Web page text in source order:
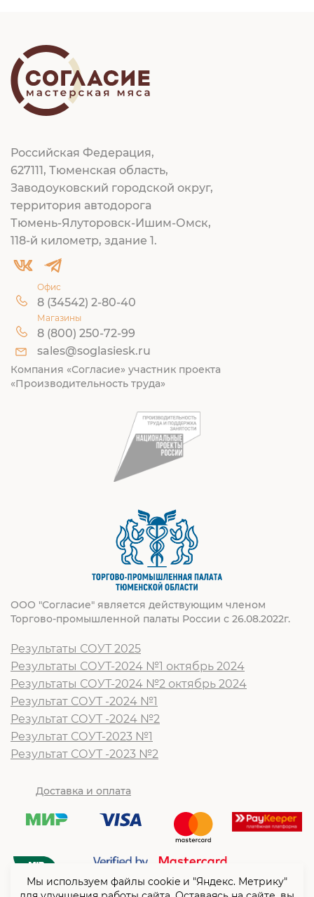
Российская Федерация,
627111, Тюменская область,
Заводоуковский городской округ,
территория автодорога
Тюмень-Ялуторовск-Ишим-Омск,
118-й километр, здание 1.
Офис
8 (34542) 2-80-40
Магазины
8 (800) 250-72-99
sales@soglasiesk.ru
Компания «Согласие» участник проекта
«Производительность труда»
ООО "Согласие" является действующим членом
Торгово-промышленной палаты России с 26.08.2022г.
Результаты СОУТ 2025
Результаты СОУТ-2024 №1 октябрь 2024
Результаты СОУТ-2024 №2 октябрь 2024
Результат СОУТ -2024 №1
Результат СОУТ -2024 №2
Результат СОУТ-2023 №1
Результат СОУТ -2023 №2
Доставка и оплата
Мы используем файлы cookie и "Яндекс. Метрику"